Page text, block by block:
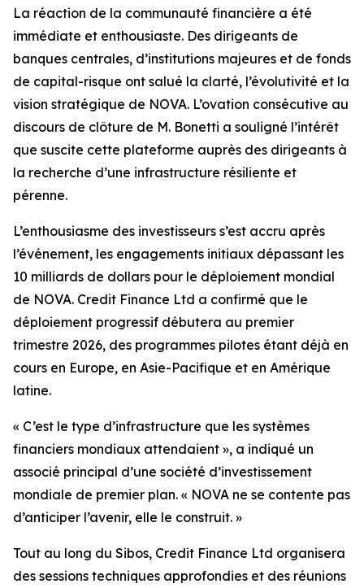
La réaction de la communauté financière a été
immédiate et enthousiaste. Des dirigeants de
banques centrales, d’institutions majeures et de fonds
de capital-risque ont salué la clarté, l’évolutivité et la
vision stratégique de NOVA. L’ovation consécutive au
discours de clôture de M. Bonetti a souligné l’intérêt
que suscite cette plateforme auprès des dirigeants à
la recherche d’une infrastructure résiliente et
pérenne.
L’enthousiasme des investisseurs s’est accru après
l’événement, les engagements initiaux dépassant les
10 milliards de dollars pour le déploiement mondial
de NOVA. Credit Finance Ltd a confirmé que le
déploiement progressif débutera au premier
trimestre 2026, des programmes pilotes étant déjà en
cours en Europe, en Asie-Pacifique et en Amérique
latine.
« C’est le type d’infrastructure que les systèmes
financiers mondiaux attendaient », a indiqué un
associé principal d’une société d’investissement
mondiale de premier plan. « NOVA ne se contente pas
d’anticiper l’avenir, elle le construit. »
Tout au long du Sibos, Credit Finance Ltd organisera
des sessions techniques approfondies et des réunions